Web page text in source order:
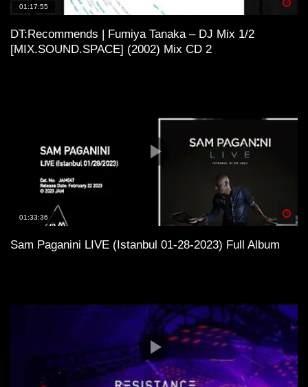
01:17:55
DT:Recommends | Fumiya Tanaka – DJ Mix 1/2
[MIX.SOUND.SPACE] (2002) Mix CD 2
01:33:36
Sam Paganini LIVE (Istanbul 01-28-2023) Full Album